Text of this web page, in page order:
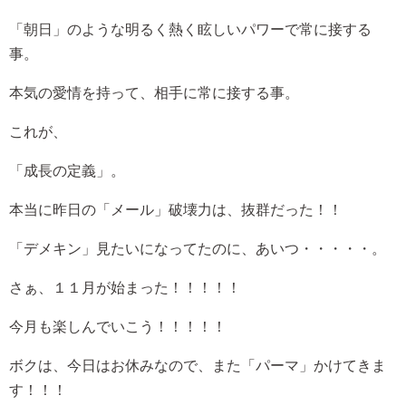
「朝日」のような明るく熱く眩しいパワーで常に接する
事。
本気の愛情を持って、相手に常に接する事。
これが、
「成長の定義」。
本当に昨日の「メール」破壊力は、抜群だった！！
「デメキン」見たいになってたのに、あいつ・・・・・。
さぁ、１１月が始まった！！！！！
今月も楽しんでいこう！！！！！
ボクは、今日はお休みなので、また「パーマ」かけてきま
す！！！